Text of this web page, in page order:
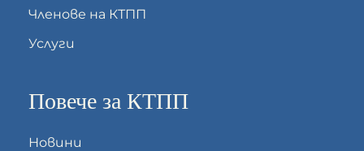
Членове на КТПП
Услуги
Повече за КТПП
Новини